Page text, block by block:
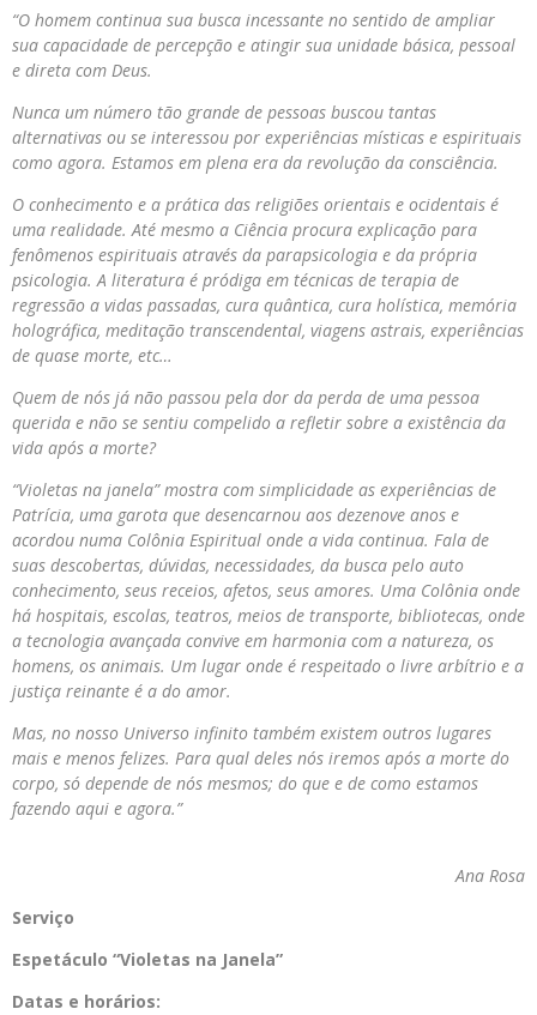
“O homem continua sua busca incessante no sentido de ampliar
sua capacidade de percepção e atingir sua unidade básica, pessoal
e direta com Deus.
Nunca um número tão grande de pessoas buscou tantas
alternativas ou se interessou por experiências místicas e espirituais
como agora. Estamos em plena era da revolução da consciência.
O conhecimento e a prática das religiões orientais e ocidentais é
uma realidade. Até mesmo a Ciência procura explicação para
fenômenos espirituais através da parapsicologia e da própria
psicologia. A literatura é pródiga em técnicas de terapia de
regressão a vidas passadas, cura quântica, cura holística, memória
holográfica, meditação transcendental, viagens astrais, experiências
de quase morte, etc…
Quem de nós já não passou pela dor da perda de uma pessoa
querida e não se sentiu compelido a refletir sobre a existência da
vida após a morte?
“Violetas na janela” mostra com simplicidade as experiências de
Patrícia, uma garota que desencarnou aos dezenove anos e
acordou numa Colônia Espiritual onde a vida continua. Fala de
suas descobertas, dúvidas, necessidades, da busca pelo auto
conhecimento, seus receios, afetos, seus amores. Uma Colônia onde
há hospitais, escolas, teatros, meios de transporte, bibliotecas, onde
a tecnologia avançada convive em harmonia com a natureza, os
homens, os animais. Um lugar onde é respeitado o livre arbítrio e a
justiça reinante é a do amor.
Mas, no nosso Universo infinito também existem outros lugares
mais e menos felizes. Para qual deles nós iremos após a morte do
corpo, só depende de nós mesmos; do que e de como estamos
fazendo aqui e agora.”
Ana Rosa
Serviço
Espetáculo “Violetas na Janela”
Datas e horários: